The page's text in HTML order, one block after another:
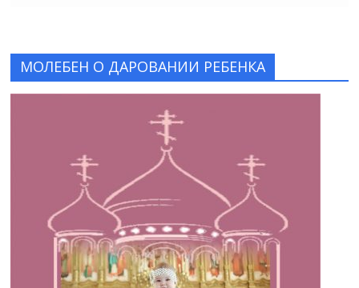
МОЛЕБЕН О ДАРОВАНИИ РЕБЕНКА